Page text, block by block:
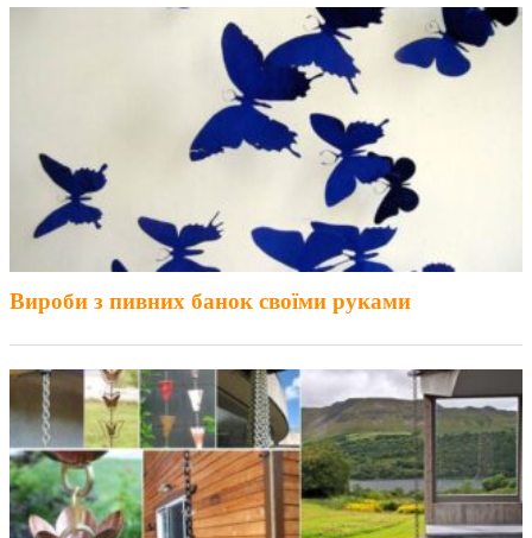
Вироби з пивних банок своїми руками